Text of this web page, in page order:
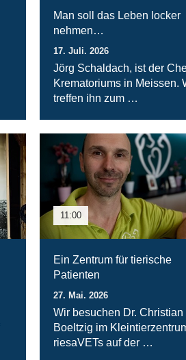
Man soll das Leben locker
nehmen…
17. Juli. 2026
Jörg Schaldach, ist der
Krematoriums in Meissen.
treffen ihn zum …
11:00
Ein Zentrum für tierische
Patienten
27. Mai. 2026
Wir besuchen Dr. Christian
Boeltzig im
riesaVETs auf der …